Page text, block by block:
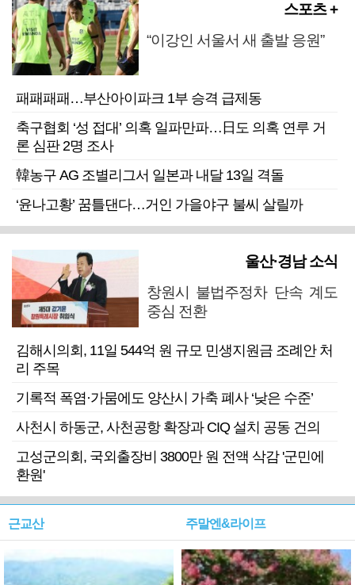
스포츠 +
“이강인 서울서 새 출발 응원”
패패패패…부산아이파크 1부 승격 급제동
축구협회 ‘성 접대’ 의혹 일파만파…日도 의혹 연루 거
론 심판 2명 조사
韓농구 AG 조별리그서 일본과 내달 13일 격돌
‘윤나고황’ 꿈틀댄다…거인 가을야구 불씨 살릴까
울산·경남 소식
창원시 불법주정차 단속 계도
중심 전환
김해시의회, 11일 544억 원 규모 민생지원금 조례안 처
리 주목
기록적 폭염·가뭄에도 양산시 가축 폐사 ‘낮은 수준’
사천시 하동군, 사천공항 확장과 CIQ 설치 공동 건의
고성군의회, 국외출장비 3800만 원 전액 삭감 '군민에
환원'
근교산 주말엔&라이프